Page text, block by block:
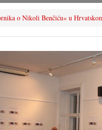
o Nikoli Benčiću« u